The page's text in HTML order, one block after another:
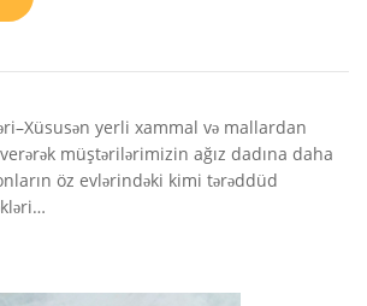
yerli xammal və mallardan
müştərilərimizin ağız dadına daha
öz evlərindəki kimi tərəddüd